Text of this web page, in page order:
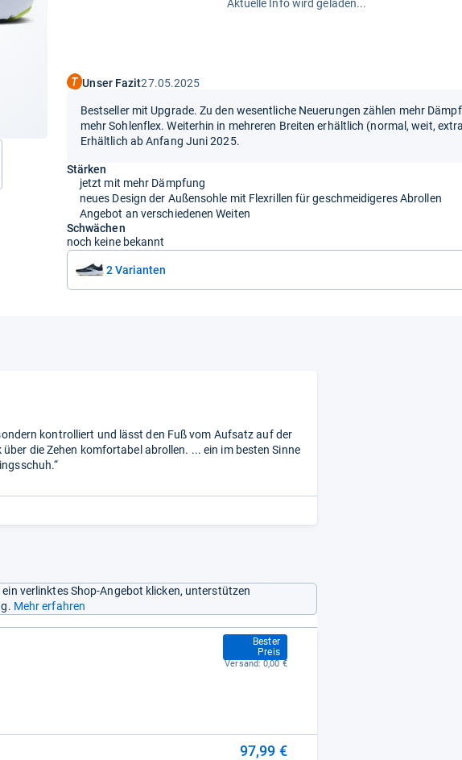
nächste
Aktuelle Info wird geladen...
Unser Fazit27.05.2025
Bestseller mit Upgrade. Zu den wesentliche Neuerungen zählen mehr
mehr Sohlenflex. Weiterhin in mehreren Breiten erhältlich (normal, weit,
Erhältlich ab Anfang Juni 2025.
Stärken
jetzt mit mehr Dämpfung
neues Design der Außensohle mit Flexrillen für geschmeidigeres Abrollen
Angebot an verschiedenen Weiten
Schwächen
noch keine bekannt
2 Varianten
kontrolliert und lässt den Fuß vom Aufsatz auf der
über die Zehen komfortabel abrollen. ... ein im besten Sinne
verlinktes Shop-Angebot klicken, unterstützen
Mehr erfahren
Bester
Preis
95,99 €
Versand:0,00 €
97,99 €